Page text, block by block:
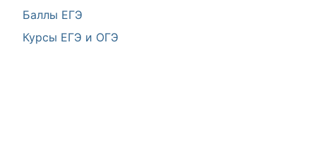
Баллы ЕГЭ
Курсы ЕГЭ и ОГЭ